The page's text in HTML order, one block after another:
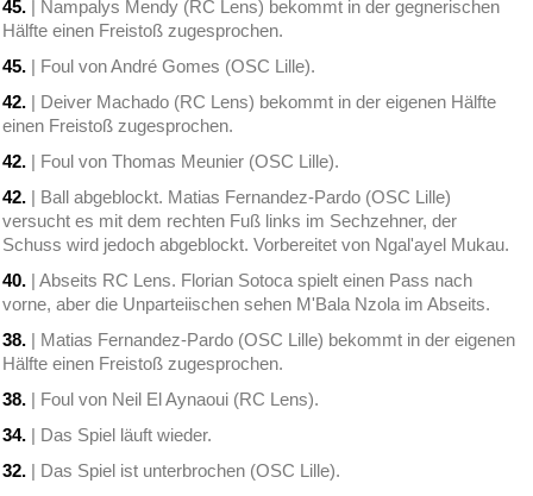
45. | Nampalys Mendy (RC Lens) bekommt in der gegnerischen
Hälfte einen Freistoß zugesprochen.
45. | Foul von André Gomes (OSC Lille).
42. | Deiver Machado (RC Lens) bekommt in der eigenen Hälfte
einen Freistoß zugesprochen.
42. | Foul von Thomas Meunier (OSC Lille).
42. | Ball abgeblockt. Matias Fernandez-Pardo (OSC Lille)
versucht es mit dem rechten Fuß links im Sechzehner, der
Schuss wird jedoch abgeblockt. Vorbereitet von Ngal'ayel Mukau.
40. | Abseits RC Lens. Florian Sotoca spielt einen Pass nach
vorne, aber die Unparteiischen sehen M'Bala Nzola im Abseits.
38. | Matias Fernandez-Pardo (OSC Lille) bekommt in der eigenen
Hälfte einen Freistoß zugesprochen.
38. | Foul von Neil El Aynaoui (RC Lens).
34. | Das Spiel läuft wieder.
32. | Das Spiel ist unterbrochen (OSC Lille).